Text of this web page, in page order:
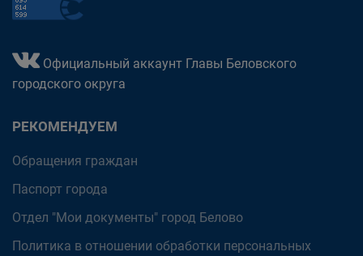
Официальный аккаунт Главы Беловского
городского округа
РЕКОМЕНДУЕМ
Обращения граждан
Паспорт города
Отдел "Мои документы" город Белово
Политика в отношении обработки персональных